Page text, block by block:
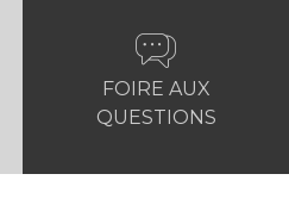
FOIRE AUX
QUESTIONS